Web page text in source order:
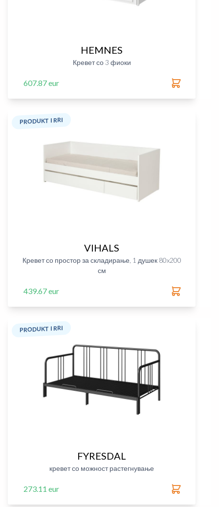
HEMNES
Кревет со 3 фиоки
607.87 eur
PRODUKT I RRI
VIHALS
Кревет со простор за складирање, 1 душек 80x200
см
439.67 eur
PRODUKT I RRI
FYRESDAL
кревет со можност растегнување
273.11 eur